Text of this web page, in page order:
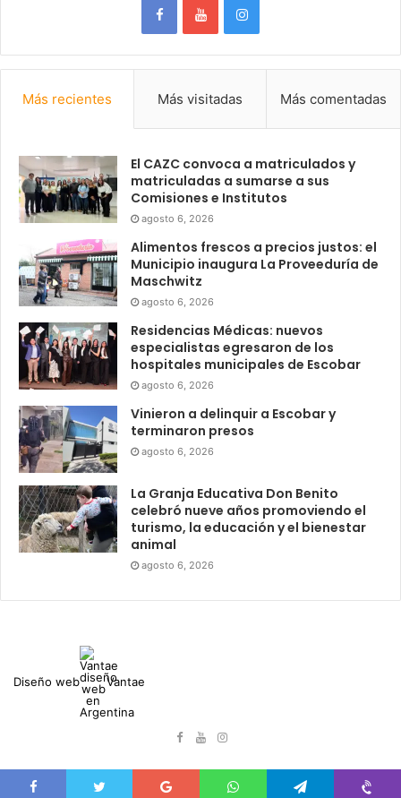
Más recientes Más visitadas Más comentadas
El CAZC convoca a matriculados y
matriculadas a sumarse a sus
Comisiones e Institutos
agosto 6, 2026
Alimentos frescos a precios justos: el
Municipio inaugura La Proveeduría de
Maschwitz
agosto 6, 2026
Residencias Médicas: nuevos
especialistas egresaron de los
hospitales municipales de Escobar
agosto 6, 2026
Vinieron a delinquir a Escobar y
terminaron presos
agosto 6, 2026
La Granja Educativa Don Benito
celebró nueve años promoviendo el
turismo, la educación y el bienestar
animal
agosto 6, 2026
Diseño web Vantae